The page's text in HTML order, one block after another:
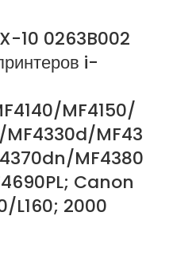
10 0263B002
i-
MF4150/
MF43
MF4380
Canon
L160; 2000